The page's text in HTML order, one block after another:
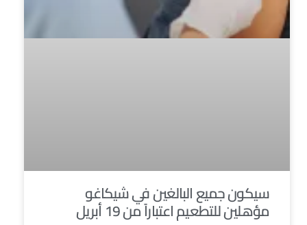
سيكون جميع البالغين في شيكاغو
مؤهلين للتطعيم اعتباراً من 19 أبريل